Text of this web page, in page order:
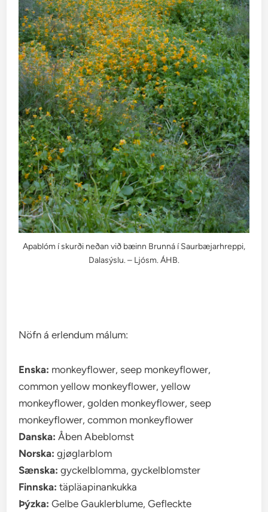
Apablóm í skurði neðan við bæinn Brunná í Saurbæjarhreppi,
Dalasýslu. – Ljósm. ÁHB.
Nöfn á erlendum málum:
Enska: monkeyflower, seep monkeyflower,
common yellow monkeyflower, yellow
monkeyflower, golden monkeyflower, seep
monkeyflower, common monkeyflower
Danska: Åben Abeblomst
Norska: gjøglarblom
Sænska: gyckelblomma, gyckelblomster
Finnska: täpläapinankukka
Þýzka: Gelbe Gauklerblume, Gefleckte